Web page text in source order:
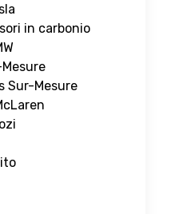
in carbonio
Sur-Mesure